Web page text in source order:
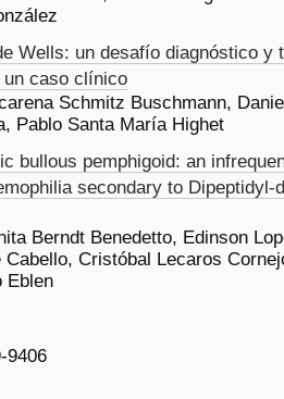
Wells: un desafío diagnóstico y
un caso clínico
Schmitz Buschmann,
Pablo Santa María Highet
bullous pemphigoid: an
secondary to Dipeptidyl-
Berndt Benedetto, Edinson
Cabello, Cristóbal Lecaros
Eblen
9406